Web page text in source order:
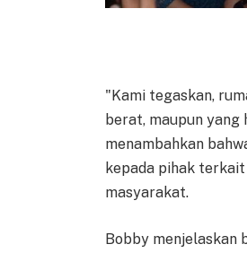
"Kami tegaskan,
berat, maupun yang
menambahkan
kepada pihak
masyarakat.
Bobby menjelaskan